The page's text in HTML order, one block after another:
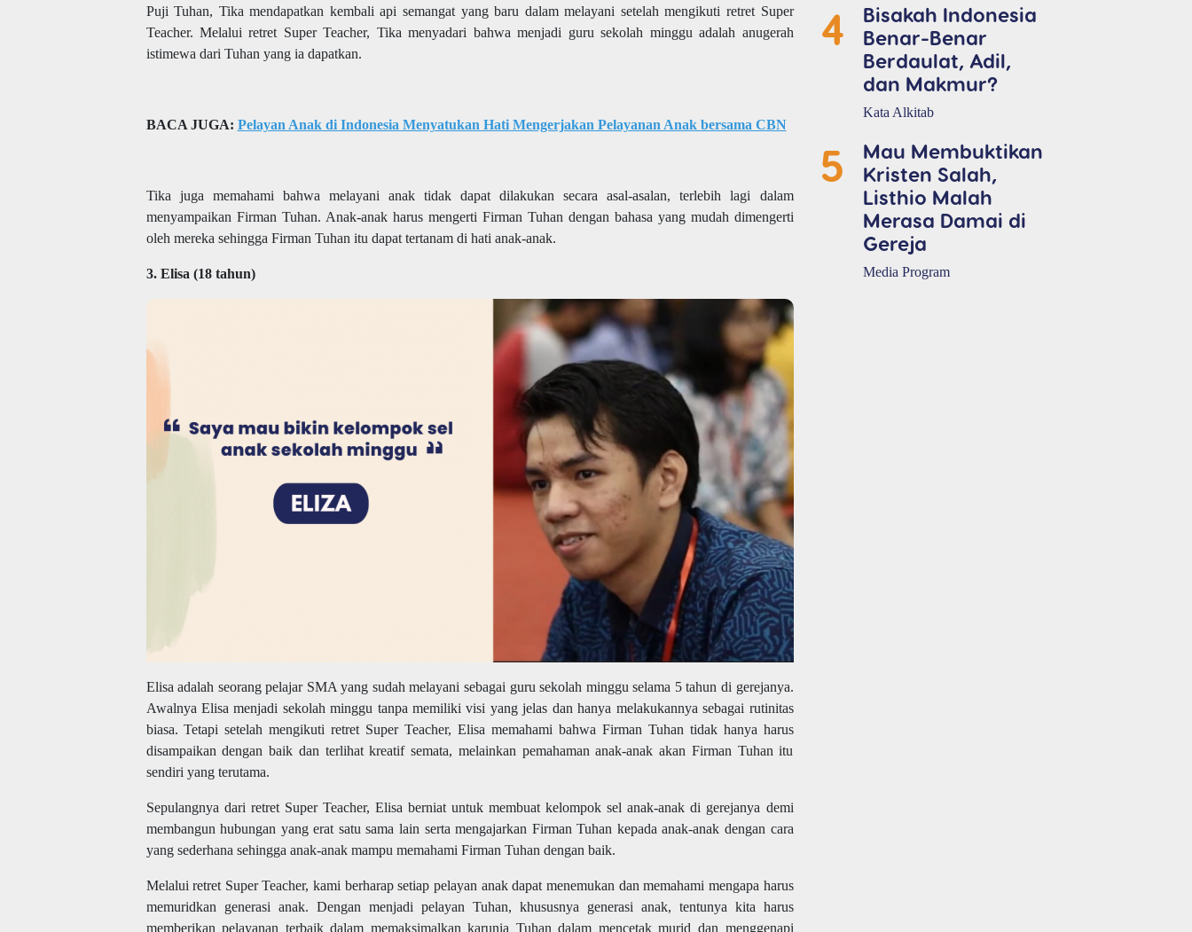
Puji Tuhan, Tika mendapatkan kembali api semangat yang baru dalam melayani setelah mengikuti retret Super
Teacher. Melalui retret Super Teacher, Tika menyadari bahwa menjadi guru sekolah minggu adalah anugerah
istimewa dari Tuhan yang ia dapatkan.
BACA JUGA: Pelayan Anak di Indonesia Menyatukan Hati Mengerjakan Pelayanan Anak bersama CBN
Tika juga memahami bahwa melayani anak tidak dapat dilakukan secara asal-asalan, terlebih lagi dalam
menyampaikan Firman Tuhan. Anak-anak harus mengerti Firman Tuhan dengan bahasa yang mudah dimengerti
oleh mereka sehingga Firman Tuhan itu dapat tertanam di hati anak-anak.
3. Elisa (18 tahun)
Elisa adalah seorang pelajar SMA yang sudah melayani sebagai guru sekolah minggu selama 5 tahun di gerejanya.
Awalnya Elisa menjadi sekolah minggu tanpa memiliki visi yang jelas dan hanya melakukannya sebagai rutinitas
biasa. Tetapi setelah mengikuti retret Super Teacher, Elisa memahami bahwa Firman Tuhan tidak hanya harus
disampaikan dengan baik dan terlihat kreatif semata, melainkan pemahaman anak-anak akan Firman Tuhan itu
sendiri yang terutama.
Sepulangnya dari retret Super Teacher, Elisa berniat untuk membuat kelompok sel anak-anak di gerejanya demi
membangun hubungan yang erat satu sama lain serta mengajarkan Firman Tuhan kepada anak-anak dengan cara
yang sederhana sehingga anak-anak mampu memahami Firman Tuhan dengan baik.
Melalui retret Super Teacher, kami berharap setiap pelayan anak dapat menemukan dan memahami mengapa harus
memuridkan generasi anak. Dengan menjadi pelayan Tuhan, khususnya generasi anak, tentunya kita harus
memberikan pelayanan terbaik dalam memaksimalkan karunia Tuhan dalam mencetak murid dan menggenapi
4
Bisakah Indonesia
Benar-Benar
Berdaulat, Adil,
dan Makmur?
Kata Alkitab
5
Mau Membuktikan
Kristen Salah,
Listhio Malah
Merasa Damai di
Gereja
Media Program